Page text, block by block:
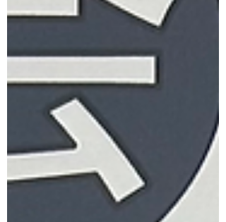
症予防#フィットネス#豊川#シニア#無料体
験2026